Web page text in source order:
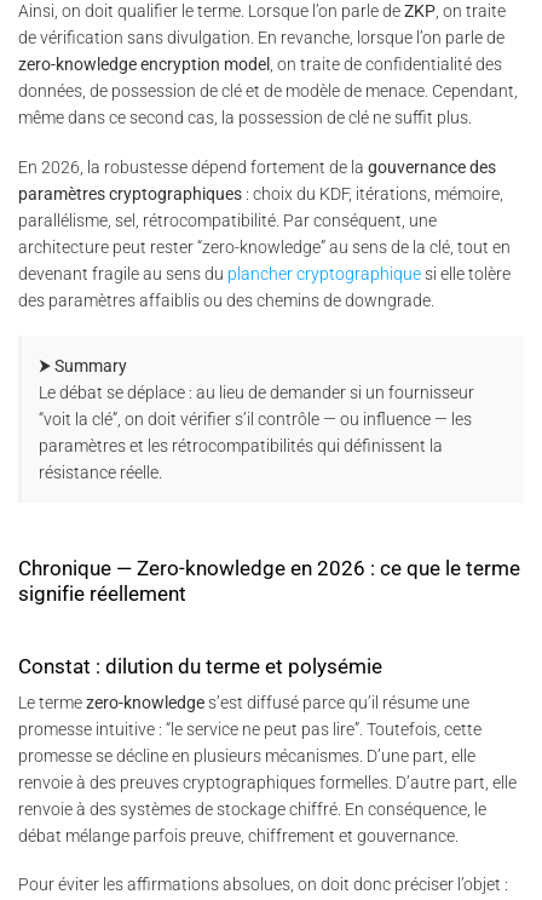
Ainsi, on doit qualifier le terme. Lorsque l’on parle deZKP, on traite
de vérification sans divulgation. En revanche, lorsque l’on parle de
zero-knowledge encryption model , on traite de confidentialité des
données, de possession de clé et de modèle de menace. Cependant,
même dans ce second cas, la possession de clé ne suffit plus.
En 2026, la robustesse dépend fortement de la gouvernance des
paramètres cryptographiques : choix du KDF, itérations, mémoire,
parallélisme, sel, rétrocompatibilité. Par conséquent, une
architecture peut rester “zero-knowledge” au sens de la clé, tout en
devenant fragile au sens du plancher cryptographiquesi elle tolère
des paramètres affaiblis ou des chemins de downgrade.
⮞ Summary
Le débat se déplace : au lieu de demander si un fournisseur
“voit la clé”, on doit vérifier s’il contrôle — ou influence — les
paramètres et les rétrocompatibilités qui définissent la
résistance réelle.
Chronique — Zero-knowledge en 2026 : ce que le terme
signifie réellement
Constat : dilution du terme et polysémie
Le termezero-knowledges’est diffusé parce qu’il résume une
promesse intuitive : “le service ne peut pas lire”. Toutefois, cette
promesse se décline en plusieurs mécanismes. D’une part, elle
renvoie à des preuves cryptographiques formelles. D’autre part, elle
renvoie à des systèmes de stockage chiffré. En conséquence, le
débat mélange parfois preuve, chiffrement et gouvernance.
Pour éviter les affirmations absolues, on doit donc préciser l’objet :